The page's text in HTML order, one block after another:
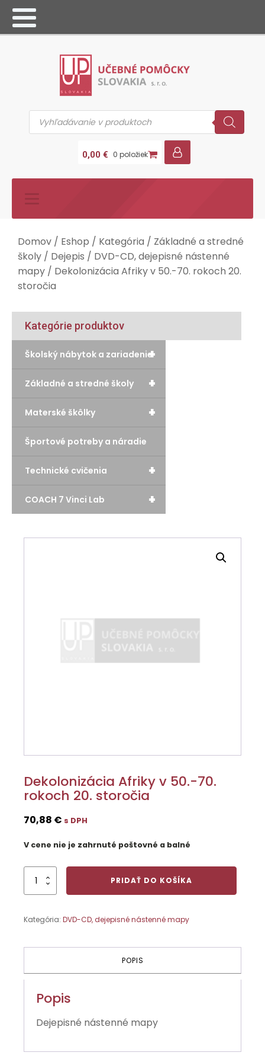
Products
search
0,00 € 0 položiek
Domov / Eshop / Kategória / Základné a stredné
školy / Dejepis / DVD-CD, dejepisné nástenné
mapy / Dekolonizácia Afriky v 50.-70. rokoch 20.
storočia
Kategórie produktov
+
Školský nábytok a zariadenie
+
Základné a stredné školy
+
Materské škôlky
Športové potreby a náradie
+
Technické cvičenia
+
COACH 7 Vinci Lab
Dekolonizácia Afriky v 50.-70.
rokoch 20. storočia
70,88 € s DPH
V cene nie je zahrnuté poštovné a balné
množstvo
Dekolonizácia
rokoch
PRIDAŤ DO KOŠÍKA
Kategória: DVD-CD, dejepisné nástenné mapy
POPIS
Popis
Dejepisné nástenné mapy